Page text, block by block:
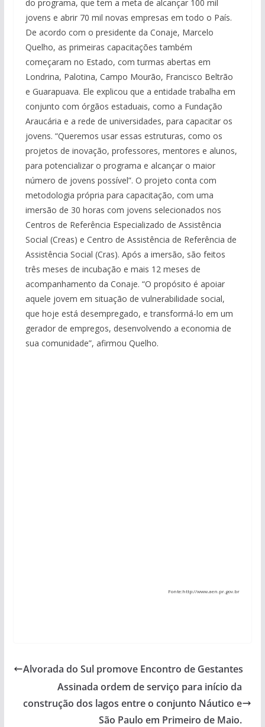
do programa, que tem a meta de alcançar 100 mil
jovens e abrir 70 mil novas empresas em todo o País.
De acordo com o presidente da Conaje, Marcelo
Quelho, as primeiras capacitações também
começaram no Estado, com turmas abertas em
Londrina, Palotina, Campo Mourão, Francisco Beltrão
e Guarapuava. Ele explicou que a entidade trabalha em
conjunto com órgãos estaduais, como a Fundação
Araucária e a rede de universidades, para capacitar os
jovens. “Queremos usar essas estruturas, como os
projetos de inovação, professores, mentores e alunos,
para potencializar o programa e alcançar o maior
número de jovens possível”. O projeto conta com
metodologia própria para capacitação, com uma
imersão de 30 horas com jovens selecionados nos
Centros de Referência Especializado de Assistência
Social (Creas) e Centro de Assistência de Referência de
Assistência Social (Cras). Após a imersão, são feitos
três meses de incubação e mais 12 meses de
acompanhamento da Conaje. “O propósito é apoiar
aquele jovem em situação de vulnerabilidade social,
que hoje está desempregado, e transformá-lo em um
gerador de empregos, desenvolvendo a economia de
sua comunidade”, afirmou Quelho.
Fonte:http://www.aen.pr.gov.br
Alvorada do Sul promove Encontro de Gestantes
Assinada ordem de serviço para início da
construção dos lagos entre o conjunto Náutico e
São Paulo em Primeiro de Maio.